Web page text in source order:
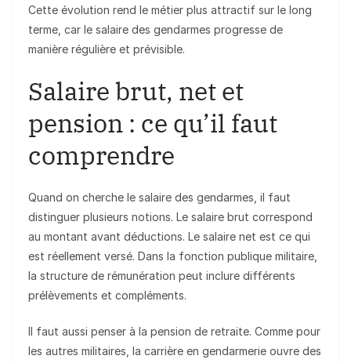
Cette évolution rend le métier plus attractif sur le long
terme, car le salaire des gendarmes progresse de
manière régulière et prévisible.
Salaire brut, net et
pension : ce qu’il faut
comprendre
Quand on cherche le salaire des gendarmes, il faut
distinguer plusieurs notions. Le salaire brut correspond
au montant avant déductions. Le salaire net est ce qui
est réellement versé. Dans la fonction publique militaire,
la structure de rémunération peut inclure différents
prélèvements et compléments.
Il faut aussi penser à la pension de retraite. Comme pour
les autres militaires, la carrière en gendarmerie ouvre des